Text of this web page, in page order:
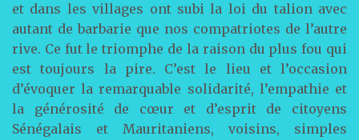
et dans les villages ont subi la loi du talion avec
autant de barbarie que nos compatriotes de l’autre
rive. Ce fut le triomphe de la raison du plus fou qui
est toujours la pire. C’est le lieu et l’occasion
d’évoquer la remarquable solidarité, l’empathie et
la générosité de cœur et d’esprit de citoyens
Sénégalais et Mauritaniens, voisins, simples